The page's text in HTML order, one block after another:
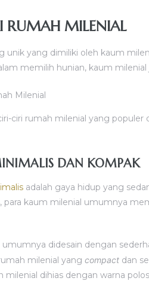
RUMAH MILENIAL
unik yang dimiliki oleh kaum
memilih hunian, kaum
ciri rumah milenial yang populer
DAN KOMPAK
adalah gaya hidup yang
para kaum milenial umumnya
umumnya didesain dengan
milenial yang compact dan
milenial dihias dengan warna